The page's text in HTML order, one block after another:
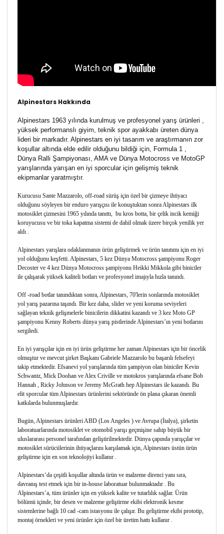
Alpinestars Hakkında
Alpinestars 1963 yılında kurulmuş ve profesyonel yarış ürünleri ,
yüksek performanslı giyim, teknik spor ayakkabı üreten dünya
lideri bir markadır. Alpinestars en iyi tasarım ve araştırmanın zor
koşullar altında elde edilir olduğunu bildiği için, Formula 1 ,
Dünya Ralli Şampiyonası, AMA ve Dünya Motocross ve MotoGP
yarışlarında yarışan en iyi sporcular için gelişmiş teknik
ekipmanlar yaratmıştır.
Kurucusu Sante Mazzarolo, off-road sürüş için özel bir çizmeye ihtiyacı
olduğunu söyleyen bir enduro yarışçısı ile konuştuktan sonra Alpinestars ilk
motosiklet çizmesini 1965 yılında tanıttı, bu kros botta, bir çelik incik kemiği
koruyucusu ve bir toka kapatma sistemi de dahil olmak üzere birçok yenilik yer
aldı .
Alpinestars yarışlara odaklanmanın ürün geliştirmek ve ürün tanıtımı için en iyi
yol olduğunu keşfetti. Alpinestars, 5 kez Dünya Motocross şampiyonu Roger
Decoster ve 4 kez Dünya Motocross şampiyonu Heikki Mikkola gibi biniciler
ile çalışarak yüksek kaliteli botları ve profesyonel imajıyla hızla tanındı.
Off -road botlar tanındıktan sonra, Alpinestars, 70'lerin sonlarında motosiklet
yol yarış pazarına taşındı. Bir kez daha, slider ve yeni koruma seviyeleri
sağlayan teknik gelişmelerle binicilerin dikkatini kazandı ve 3 kez Moto GP
şampiyonu Kenny Roberts dünya yarış pistlerinde Alpinestars’ın yeni botlarını
sergiledi.
En iyi yarışçılar için en iyi ürün geliştirme her zaman Alpinestars için bir öncelik
olmuştur ve mevcut şirket Başkanı Gabriele Mazzarolo bu başarılı felsefeyi
takip etmektedir. Efsanevi yol yarışlarında tüm şampiyon olan biniciler Kevin
Schwantz, Mick Doohan ve Alex Criville ve motokros yarışlarında efsane Bob
Hannah , Ricky Johnson ve Jeremy McGrath hep Alpinestars ile kazandı. Bu
elit sporcular tüm Alpinestars ürünlerini sektöründe ön plana çıkaran önemli
katkılarda bulunmuşlardır.
Bugün, Alpinestars ürünleri ABD (Los Angeles ) ve Avrupa (İtalya), şirketin
laboratuarlarında motosiklet ve otomobil yarışı geçmişine sahip büyük bir
uluslararası personel tarafından geliştirilmektedir. Dünya çapında yarışçılar ve
motosiklet sürücülerinin ihtiyaçlarını karşılamak için, Alpinestars üstün ürün
geliştirme için en son teknolojiyi kullanır .
Alpinestars‘da çeşitli koşullar altında ürün ve malzeme direnci yanı sıra,
davranış test etmek için bir in-house laboratuar bulunmaktadır . Bu
Alpinestars’a, tüm ürünler için en yüksek kalite ve tutarlılık sağlar. Ürün
bölümü içinde, bir desen ve malzeme geliştirme ekibi elektronik kesme
sistemlerine bağlı 10 cad -cam istasyonu ile çalışır. Bu geliştirme ekibi prototip,
montaj örnekleri ve yeni ürünler için özel bir üretim hattı kullanır .